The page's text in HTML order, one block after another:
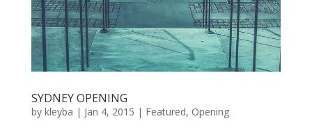
SYDNEY OPENING
by kleyba | Jan 4, 2015 | Featured, Opening